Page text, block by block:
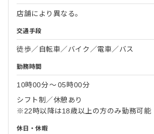
店舗により異なる。
交通手段
徒歩／自転車／バイク／電車／バス
勤務時間
10時00分〜05時00分
シフト制／休憩あり
※22時以降は18歳以上の方のみ勤務可能
休日・休暇